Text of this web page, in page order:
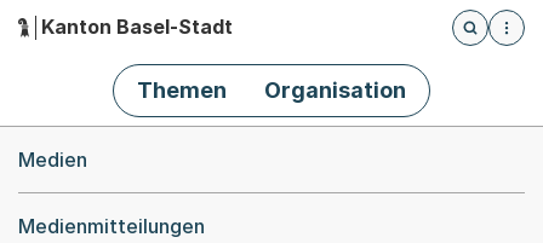
Hauptnavigation
Kanton Basel-Stadt
Öffnet
Themen Organisation
Medien
Medienmitteilungen